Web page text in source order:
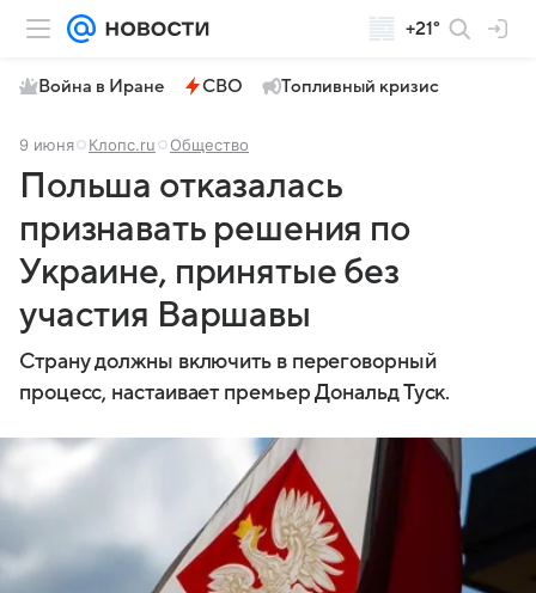
+21°
Война в Иране СВО Топливный кризис
9 июня Клопс.ru Общество
Польша отказалась
признавать решения по
Украине, принятые без
участия Варшавы
Страну должны включить в переговорный
процесс, настаивает премьер Дональд Туск.